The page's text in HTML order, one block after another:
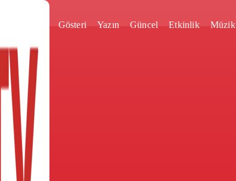
Gösteri Yazın Güncel Etkinlik Müzik